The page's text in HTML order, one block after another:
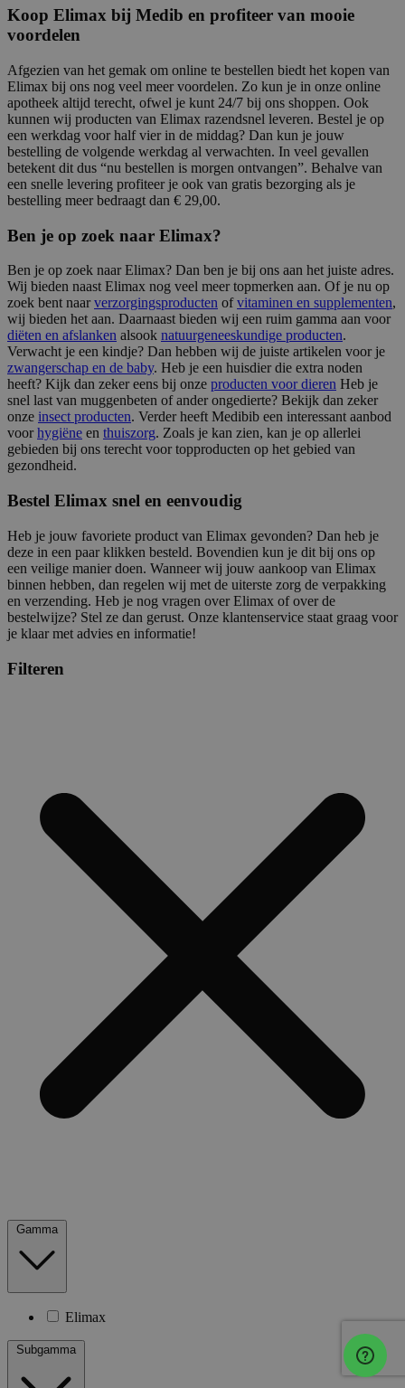
Koop Elimax bij Medib en profiteer van mooie
voordelen
Afgezien van het gemak om online te bestellen biedt het kopen van
Elimax bij ons nog veel meer voordelen. Zo kun je in onze online
apotheek altijd terecht, ofwel je kunt 24/7 bij ons shoppen. Ook
kunnen wij producten van Elimax razendsnel leveren. Bestel je op
een werkdag voor half vier in de middag? Dan kun je jouw
bestelling de volgende werkdag al verwachten. In veel gevallen
betekent dit dus “nu bestellen is morgen ontvangen”. Behalve van
een snelle levering profiteer je ook van gratis bezorging als je
bestelling meer bedraagt dan € 29,00.
Ben je op zoek naar Elimax?
Ben je op zoek naar Elimax? Dan ben je bij ons aan het juiste adres.
Wij bieden naast Elimax nog veel meer topmerken aan. Of je nu op
zoek bent naarverzorgingsproducten ofvitaminen en supplementen,
wij bieden het aan. Daarnaast bieden wij een ruim gamma aan voor
diëten en afslanken alsook natuurgeneeskundige producten.
Verwacht je een kindje? Dan hebben wij de juiste artikelen voor je
zwangerschap en de baby. Heb je een huisdier die extra noden
heeft? Kijk dan zeker eens bij onze producten voor dieren Heb je
snel last van muggenbeten of ander ongedierte? Bekijk dan zeker
onze insect producten. Verder heeft Medibib een interessant aanbod
voorhygiëne en thuiszorg. Zoals je kan zien, kan je op allerlei
gebieden bij ons terecht voor topproducten op het gebied van
gezondheid.
Bestel Elimax snel en eenvoudig
Heb je jouw favoriete product van Elimax gevonden? Dan heb je
deze in een paar klikken besteld. Bovendien kun je dit bij ons op
een veilige manier doen. Wanneer wij jouw aankoop van Elimax
binnen hebben, dan regelen wij met de uiterste zorg de verpakking
en verzending. Heb je nog vragen over Elimax of over de
bestelwijze? Stel ze dan gerust. Onze klantenservice staat graag voor
je klaar met advies en informatie!
Filteren
Gamma
Elimax
Subgamma